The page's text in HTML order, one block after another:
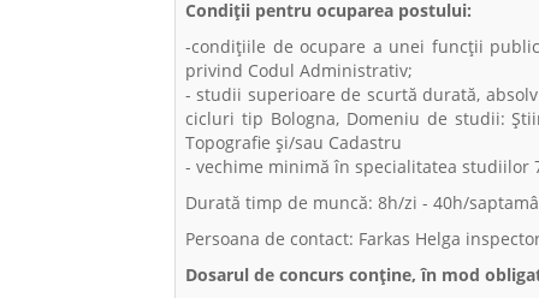
Condiții pentru ocuparea postului:
-condiţiile de ocupare a unei funcții
privind Codul Administrativ;
- studii superioare de scurtă durată,
cicluri tip Bologna, Domeniu de studii:
Topografie și/sau Cadastru
- vechime minimă în specialitatea studiilor
Durată timp de muncă: 8h/zi - 40h/
Persoana de contact: Farkas Helga
Dosarul de concurs conţine, în mod